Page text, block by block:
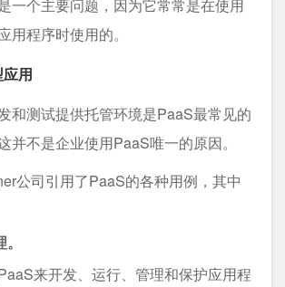
一个主要问题，因为它常常是在使用
用程序时使用的。
用
和测试提供托管环境是PaaS最常见的
并不是企业使用PaaS唯一的原因。
公司引用了PaaS的各种用例，其中
来开发、运行、管理和保护应用程